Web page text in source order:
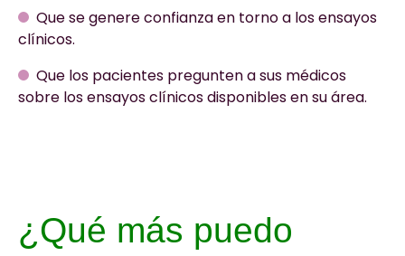
Que se genere confianza en torno a los ensayos
clínicos.
Que los pacientes pregunten a sus médicos
sobre los ensayos clínicos disponibles en su área.
¿Qué más puedo